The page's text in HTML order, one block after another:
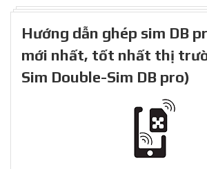
Hướng dẫn ghép sim DB
mới nhất, tốt nhất thị
Sim Double-Sim DB pro)